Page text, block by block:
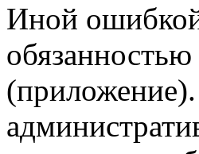
Иной
(приложение).